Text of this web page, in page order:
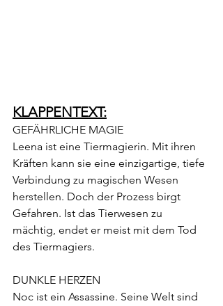
KLAPPENTEXT:
GEFÄHRLICHE MAGIE
Leena ist eine Tiermagierin. Mit ihren
Kräften kann sie eine einzigartige, tiefe
Verbindung zu magischen Wesen
herstellen. Doch der Prozess birgt
Gefahren. Ist das Tierwesen zu
mächtig, endet er meist mit dem Tod
des Tiermagiers.
DUNKLE HERZEN
Noc ist ein Assassine. Seine Welt sind